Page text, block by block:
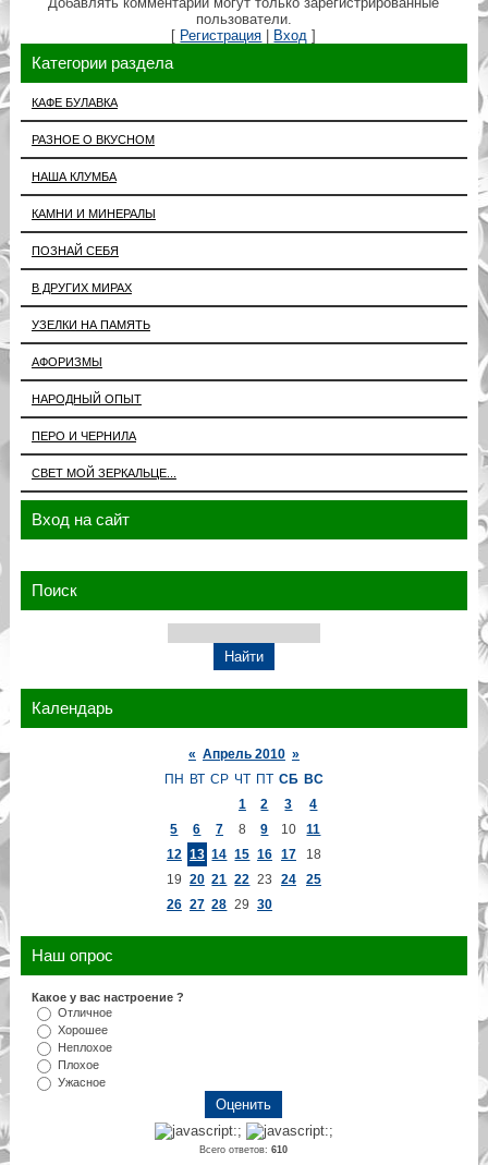
пользователи.
[ Регистрация | Вход ]
Категории раздела
КАФЕ БУЛАВКА
РАЗНОЕ О ВКУСНОМ
НАША КЛУМБА
КАМНИ И МИНЕРАЛЫ
ПОЗНАЙ СЕБЯ
В ДРУГИХ МИРАХ
УЗЕЛКИ НА ПАМЯТЬ
АФОРИЗМЫ
НАРОДНЫЙ ОПЫТ
ПЕРО И ЧЕРНИЛА
СВЕТ МОЙ ЗЕРКАЛЬЦЕ...
Вход на сайт
Поиск
Календарь
« Апрель 2010 »
ПН ВТ СР ЧТ ПТ СБ ВС
1
2 3
4
5
6 7 8 9 10
11
12 13 14 15 16 17
18
19 20 21 22 23 24
25
26 27 28 29 30
Наш опрос
Какое у вас настроение ?
Отличное
Хорошее
Неплохое
Плохое
Ужасное
Всего ответов:610